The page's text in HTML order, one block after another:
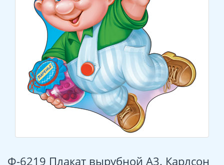
Ф-6219 Плакат вырубной А3. Карлсон